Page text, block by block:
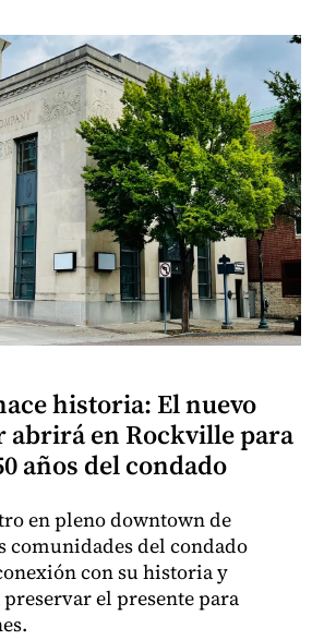
historia: El nuevo
abrirá en Rockville para
años del condado
en pleno downtown de
comunidades del condado
con su historia y
el presente para